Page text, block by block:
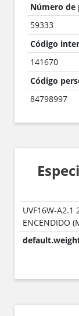
Número de
59333
Código
141670
Código
84798997
UVF16W-A2.1
ENCENDIDO